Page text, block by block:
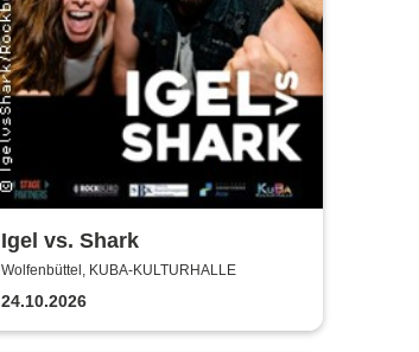
Igel vs. Shark
Wolfenbüttel, KUBA-KULTURHALLE
24.10.2026